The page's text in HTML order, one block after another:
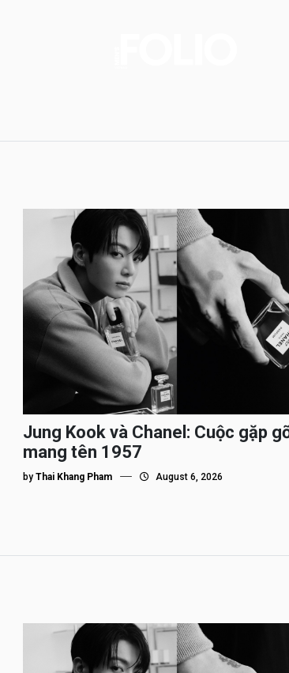
Jung Kook và Chanel: Cuộc gặp
mang tên 1957
by Thai Khang Pham August 6, 2026